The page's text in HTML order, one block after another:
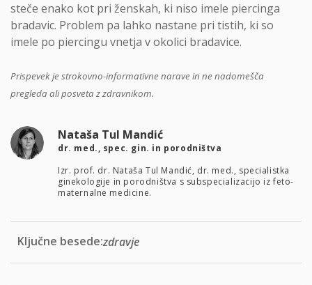
steče enako kot pri ženskah, ki niso imele piercinga
bradavic. Problem pa lahko nastane pri tistih, ki so
imele po piercingu vnetja v okolici bradavice.
Prispevek je strokovno-informativne narave in ne nadomešča
pregleda ali posveta z zdravnikom.
Nataša Tul Mandić
dr. med., spec. gin. in porodništva
Izr. prof. dr. Nataša Tul Mandić, dr. med., specialistka
ginekologije in porodništva s subspecializacijo iz feto-
maternalne medicine.
Ključne besede:zdravje